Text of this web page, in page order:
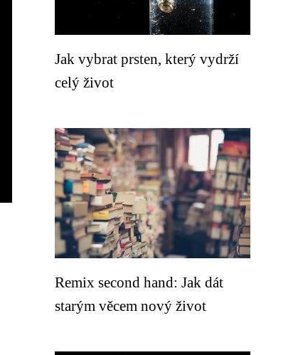
Jak vybrat prsten, který vydrží
celý život
Remix second hand: Jak dát
starým věcem nový život